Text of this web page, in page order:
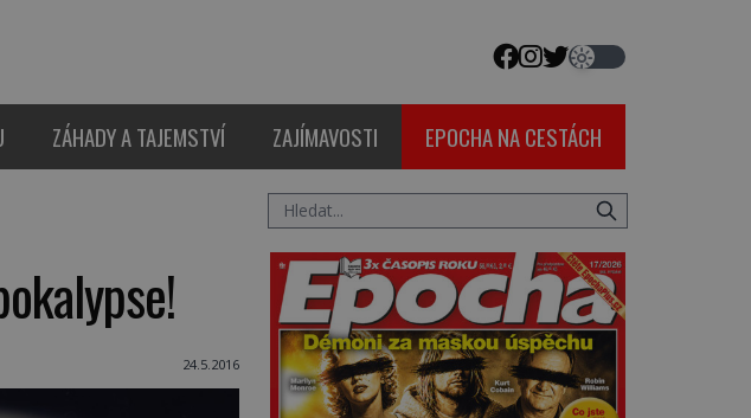
ZÁHADY A TAJEMSTVÍ ZAJÍMAVOSTI EPOCHA NA CESTÁCH
24.5.2016